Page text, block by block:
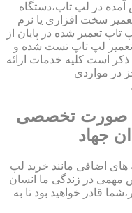
در لپ تاپ،دستگاه
سخت افزاری یا نرم
تعمیر شده در پایان از
لپ تاپ تست شده و
است کلیه خدمات ارائه
در مواردی
صورت تخصصی
جهاد
های اضافی مانند خرید لپ
مهمی در زندگی ما انسان
قادر خواهید بود تا به